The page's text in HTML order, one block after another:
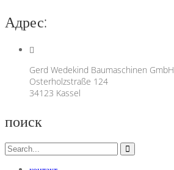
Адрес:
Gerd Wedekind Baumaschinen GmbH
Osterholzstraße 124
34123 Kassel
поиск